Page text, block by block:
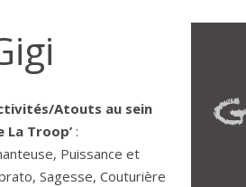
Atouts au sein
La Troop’ :
Puissance et
Sagesse, Couturière